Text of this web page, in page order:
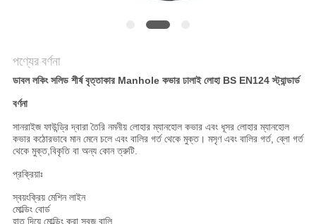
নীতি
পণ্যের বর্ণনা
ডাবল লকিং সলিড শীর্ষ বৃত্তাকার Manhole কভার ঢালাই লোহা BS EN124 স্ট্যান্ডার্ড
বর্ণনা
সানরাইজ ফাউন্ড্রি দ্বারা তৈরি নমনীয় লোহার ম্যানহোল কভার এবং ধূসর লোহার ম্যানহোল
কভার কঠোরভাবে মান মেনে চলে এবং বালির গর্ত থেকে মুক্ত। মসৃণ এবং বালির গর্ত, ব্লো গর্ত
থেকে মুক্ত,বিকৃতি বা অন্য কোন ত্রুটি.
প্রক্রিয়াঃ
স্বয়ংক্রিয় মেশিন লাইন
মোল্ডিং বোর্ড
হাত দিয়ে মোল্ডিং করা সবুজ বালি